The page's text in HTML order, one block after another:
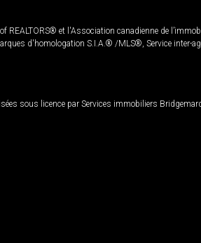
et l'Association canadienne de
d'homologation S.I.A.® /MLS®, Service inter-
sous licence par Services immobiliers